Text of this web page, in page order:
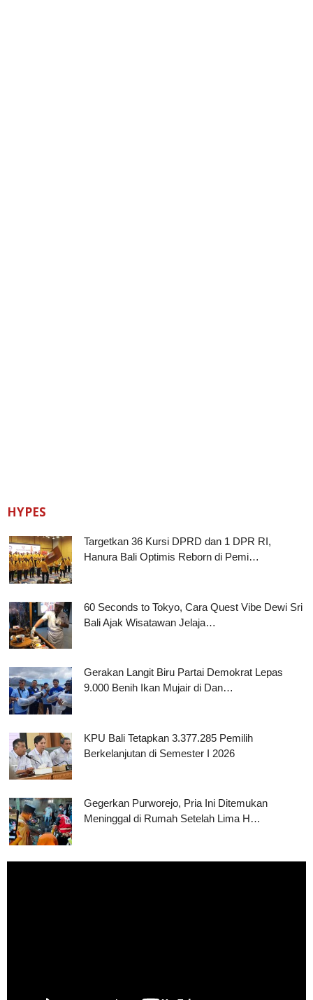
HYPES
Targetkan 36 Kursi DPRD dan 1 DPR RI,
Hanura Bali Optimis Reborn di Pemi…
60 Seconds to Tokyo, Cara Quest Vibe Dewi Sri
Bali Ajak Wisatawan Jelaja…
Gerakan Langit Biru Partai Demokrat Lepas
9.000 Benih Ikan Mujair di Dan…
KPU Bali Tetapkan 3.377.285 Pemilih
Berkelanjutan di Semester I 2026
Gegerkan Purworejo, Pria Ini Ditemukan
Meninggal di Rumah Setelah Lima H…